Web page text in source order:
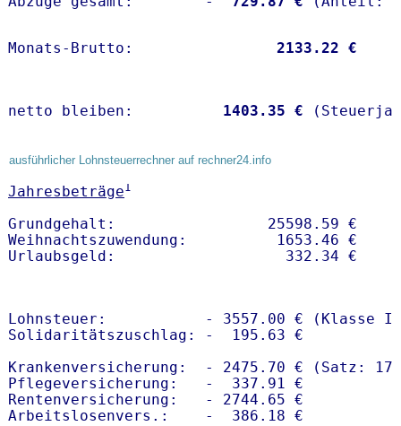
Monats-Brutto: 2133.22 €
netto bleiben: 1403.35 €
ausführlicher Lohnsteuerrechner auf rechner24.info
Jahresbeträge1
Grundgehalt:                 25598.59 €
Weihnachtszuwendung:          1653.46 €
Lohnsteuer:           - 3557.00 € (Klasse I)
Solidaritätszuschlag: -  195.63 €
Krankenversicherung:  - 2475.70 € (Satz:
Pflegeversicherung:   -  337.91 €
Rentenversicherung:   - 2744.65 €
Arbeitslosenvers.:    -  386.18 €